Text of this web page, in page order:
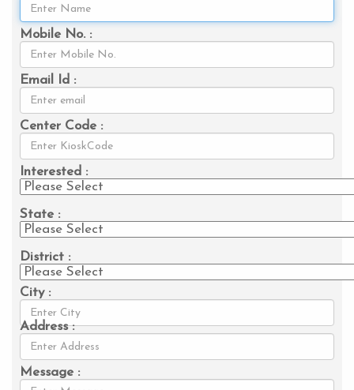
Mobile No. :
Email Id :
Center Code :
Interested :
State :
District :
City :
Address :
Message :